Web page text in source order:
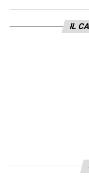
Il trasferimento
oneroso da 1
Cagliari a titolo
IL